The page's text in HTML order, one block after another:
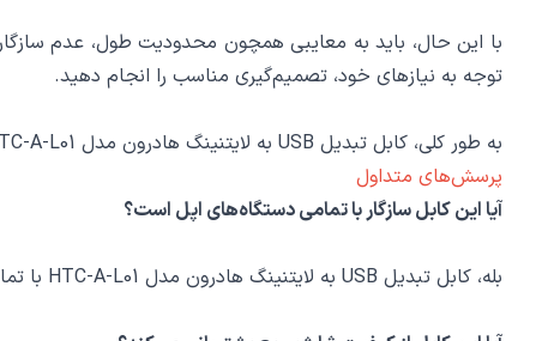
با این حال، باید به معایبی همچون محدودیت طول، عدم
توجه به نیازهای خود، تصمیم‌گیری مناسب را انجام دهید.
به طور کلی، کابل تبدیل USB به لایتنینگ هادرون مدل HTC-A-L01 یک گزینه قابل توجه برای کاربرانی است که به دنبال کیفیت، سرعت شارژ، و اطمینان از انتقال داده هستند.
پرسش‌های متداول
آیا این کابل سازگار با تمامی دستگاه‌های اپل است؟
بله، کابل تبدیل USB به لایتنینگ هادرون مدل HTC-A-L01 با تمامی دستگاه‌هایی که دارای درگاه Lightning هستند، سازگار است، از جمله آیفون، آیپد و آیپاد.